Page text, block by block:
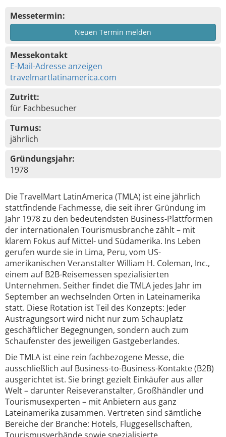
Messetermin:
Neuen Termin melden
Messekontakt
E-Mail-Adresse anzeigen
travelmartlatinamerica.com
Zutritt:
für Fachbesucher
Turnus:
jährlich
Gründungsjahr:
1978
Die TravelMart LatinAmerica (TMLA) ist eine jährlich
stattfindende Fachmesse, die seit ihrer Gründung im
Jahr 1978 zu den bedeutendsten Business-Plattformen
der internationalen Tourismusbranche zählt – mit
klarem Fokus auf Mittel- und Südamerika. Ins Leben
gerufen wurde sie in Lima, Peru, vom US-
amerikanischen Veranstalter William H. Coleman, Inc.,
einem auf B2B-Reisemessen spezialisierten
Unternehmen. Seither findet die TMLA jedes Jahr im
September an wechselnden Orten in Lateinamerika
statt. Diese Rotation ist Teil des Konzepts: Jeder
Austragungsort wird nicht nur zum Schauplatz
geschäftlicher Begegnungen, sondern auch zum
Schaufenster des jeweiligen Gastgeberlandes.
Die TMLA ist eine rein fachbezogene Messe, die
ausschließlich auf Business-to-Business-Kontakte (B2B)
ausgerichtet ist. Sie bringt gezielt Einkäufer aus aller
Welt – darunter Reiseveranstalter, Großhändler und
Tourismusexperten – mit Anbietern aus ganz
Lateinamerika zusammen. Vertreten sind sämtliche
Bereiche der Branche: Hotels, Fluggesellschaften,